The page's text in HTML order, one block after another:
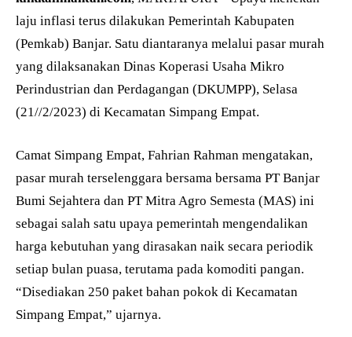
laju inflasi terus dilakukan Pemerintah Kabupaten
(Pemkab) Banjar. Satu diantaranya melalui pasar murah
yang dilaksanakan Dinas Koperasi Usaha Mikro
Perindustrian dan Perdagangan (DKUMPP), Selasa
(21//2/2023) di Kecamatan Simpang Empat.
Camat Simpang Empat, Fahrian Rahman mengatakan,
pasar murah terselenggara bersama bersama PT Banjar
Bumi Sejahtera dan PT Mitra Agro Semesta (MAS) ini
sebagai salah satu upaya pemerintah mengendalikan
harga kebutuhan yang dirasakan naik secara periodik
setiap bulan puasa, terutama pada komoditi pangan.
“Disediakan 250 paket bahan pokok di Kecamatan
Simpang Empat,” ujarnya.